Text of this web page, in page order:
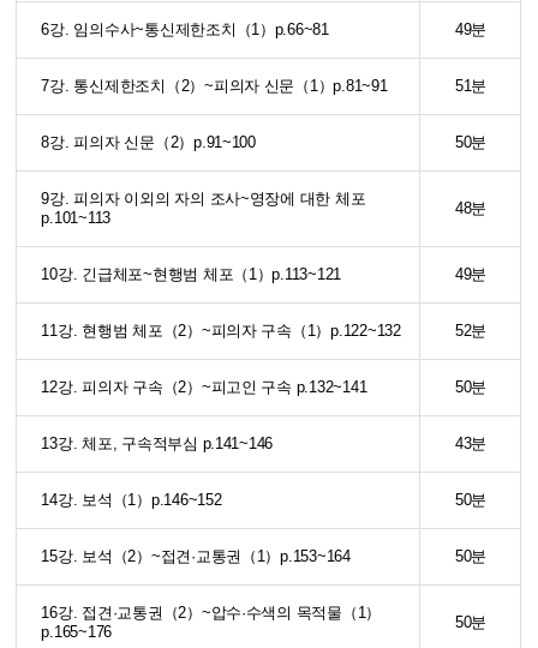
6강. 임의수사~통신제한조치（1）p.66~81 49분
7강. 통신제한조치（2）~피의자 신문（1）p.81~91 51분
8강. 피의자 신문（2）p.91~100 50분
9강. 피의자 이외의 자의 조사~영장에 대한 체포
p.101~113
48분
10강. 긴급체포~현행범 체포（1）p.113~121 49분
11강. 현행범 체포（2）~피의자 구속（1）p.122~132 52분
12강. 피의자 구속（2）~피고인 구속 p.132~141 50분
13강. 체포, 구속적부심 p.141~146 43분
14강. 보석（1）p.146~152 50분
15강. 보석（2）~접견·교통권（1）p.153~164 50분
16강. 접견·교통권（2）~압수·수색의 목적물（1）
p.165~176
50분